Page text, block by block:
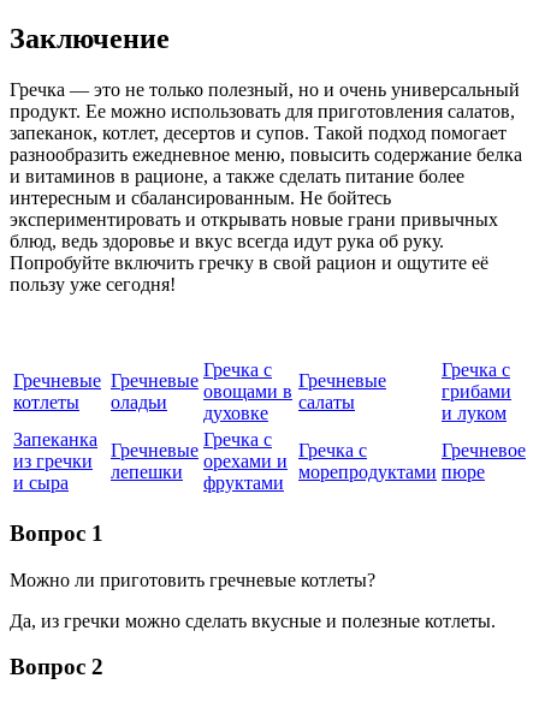
Заключение
Гречка — это не только полезный, но и очень универсальный
продукт. Ее можно использовать для приготовления салатов,
запеканок, котлет, десертов и супов. Такой подход помогает
разнообразить ежедневное меню, повысить содержание белка
и витаминов в рационе, а также сделать питание более
интересным и сбалансированным. Не бойтесь
экспериментировать и открывать новые грани привычных
блюд, ведь здоровье и вкус всегда идут рука об руку.
Попробуйте включить гречку в свой рацион и ощутите её
пользу уже сегодня!
Гречневые
котлеты
Гречневые
оладьи
Гречка с
овощами в
духовке
Гречневые
салаты
Гречка с
грибами
и луком
Запеканка
из гречки
и сыра
Гречневые
лепешки
Гречка с
орехами и
фруктами
Гречка с
морепродуктами
Гречневое
пюре
Вопрос 1
Можно ли приготовить гречневые котлеты?
Да, из гречки можно сделать вкусные и полезные котлеты.
Вопрос 2